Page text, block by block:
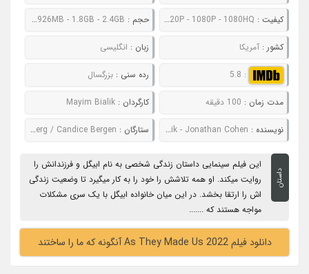
کیفیت : 480P - 720P - 1080P - 1080HQ حجم : 654MB - 926MB - 1.8GB - 2.4GB
کشور :آمریکا زبان : انگلیسی
:
5.8 رده سنی : بزرگسال
مدت زمان : 100 دقیقه کارگردان : Mayim Bialik
نویسنده : Mayim Bialik - Jonathan Cohen ستارگان : Dianna Agron / Dustin Hoffman / Simon Helberg / Candice Bergen
داستان
این فیلم سینمایی داستان زندگی شخصی به نام ابیگل و فرزندانش را
روایت میکند. او همه تلاشش را خود را به کار میگیرد تا وضعیت زندگی
اش را ارتقا بخشد. در این میان خانواده ابیگل با یک سری مشکلات
مواجه هستند که .......
دانلود فیلم As They Made Us 2022 آنگونه که ما را ساختند